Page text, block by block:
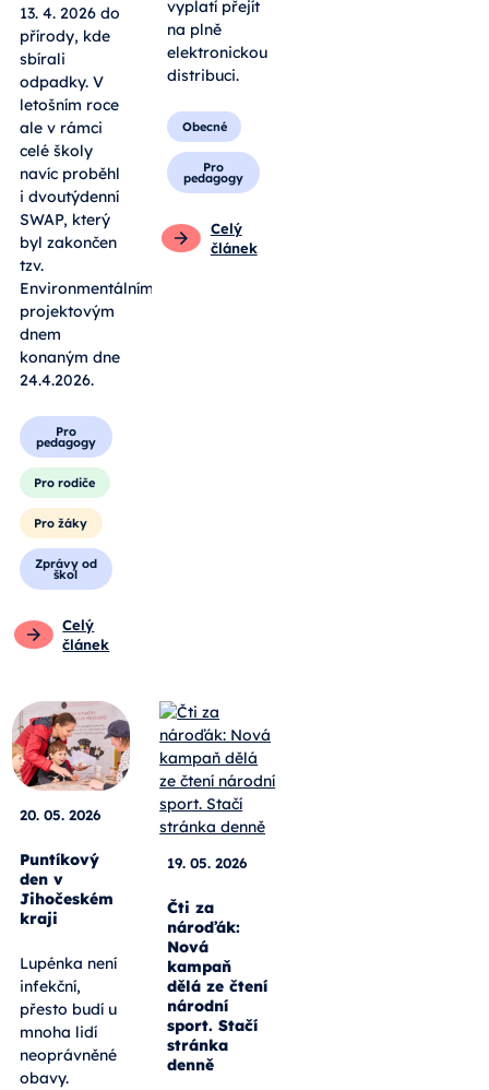
13. 4. 2026 do
přírody, kde
sbírali
odpadky. V
letošním roce
ale v rámci
celé školy
navíc proběhl
i dvoutýdenní
SWAP, který
byl zakončen
tzv.
Environmentálním
projektovým
dnem
konaným dne
24.4.2026.
Pro
pedagogy
Pro rodiče
Pro žáky
Zprávy od
škol
Celý
článek
vyplatí přejít
na plně
elektronickou
distribuci.
Obecné
Pro
pedagogy
Celý
článek
20. 05. 2026
Puntíkový
den v
Jihočeském
kraji
Lupénka není
infekční,
přesto budí u
mnoha lidí
neoprávněné
obavy.
19. 05. 2026
Čti za
nároďák:
Nová
kampaň
dělá ze čtení
národní
sport. Stačí
stránka
denně